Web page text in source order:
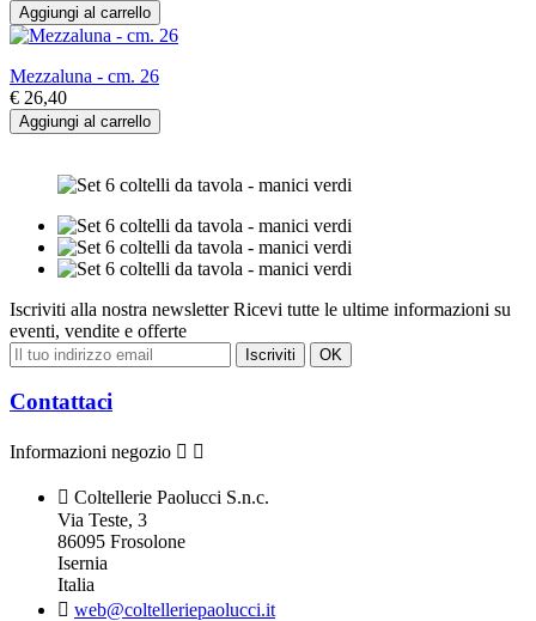
Aggiungi al carrello
Mezzaluna - cm. 26
€ 26,40
Aggiungi al carrello
Iscriviti alla nostra newsletter Ricevi tutte le ultime informazioni su
eventi, vendite e offerte
Contattaci
Informazioni negozio  
 Coltellerie Paolucci S.n.c.
Via Teste, 3
86095 Frosolone
Isernia
Italia
 web@coltelleriepaolucci.it